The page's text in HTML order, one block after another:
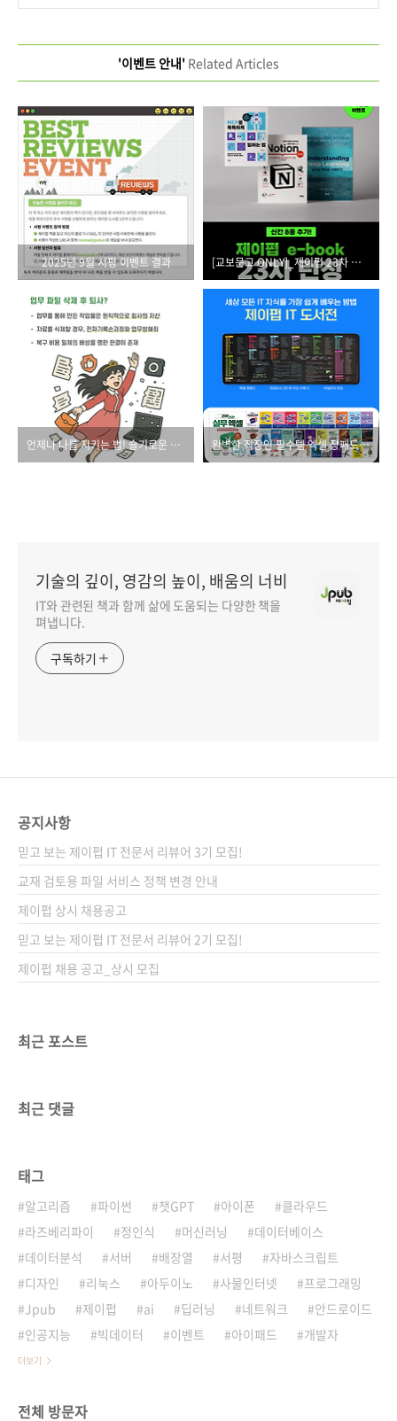
'이벤트 안내' Related Articles
2025년 9월 서평 이벤트 결과 [교보문고 ONLY]_제이펍 23차 전자책 출간
언제나 나를 지키는 법! 슬기로운 법률 MBTI 테스트 당첨자 발표 완벽한 직장인 필수템 엑셀 장패드! 2025년 제이펍 x 알라딘 브랜드전
기술의 깊이, 영감의 높이, 배움의 너비
IT와 관련된 책과 함께 삶에 도움되는 다양한 책을
펴냅니다.
구독하기
공지사항
믿고 보는 제이펍 IT 전문서 리뷰어 3기 모집!
교재 검토용 파일 서비스 정책 변경 안내
제이펍 상시 채용공고
믿고 보는 제이펍 IT 전문서 리뷰어 2기 모집!
제이펍 채용 공고_상시 모집
최근 포스트
최근 댓글
태그
알고리즘 파이썬 챗GPT 아이폰
클라우드
라즈베리파이
정인식 머신러닝
데이터베이스
데이터분석
서버 배장열 서평
자바스크립트
디자인
리눅스 아두이노 사물인터넷
프로그래밍
Jpub
제이펍 ai 딥러닝 네트워크
안드로이드
인공지능
빅데이터 이벤트 아이패드 개발자
더보기
전체 방문자